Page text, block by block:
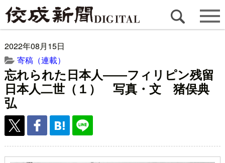
2022年08月15日
寄稿（連載）
忘れられた日本人――フィリピン残留
日本人二世（１） 写真・文 猪俣典
弘